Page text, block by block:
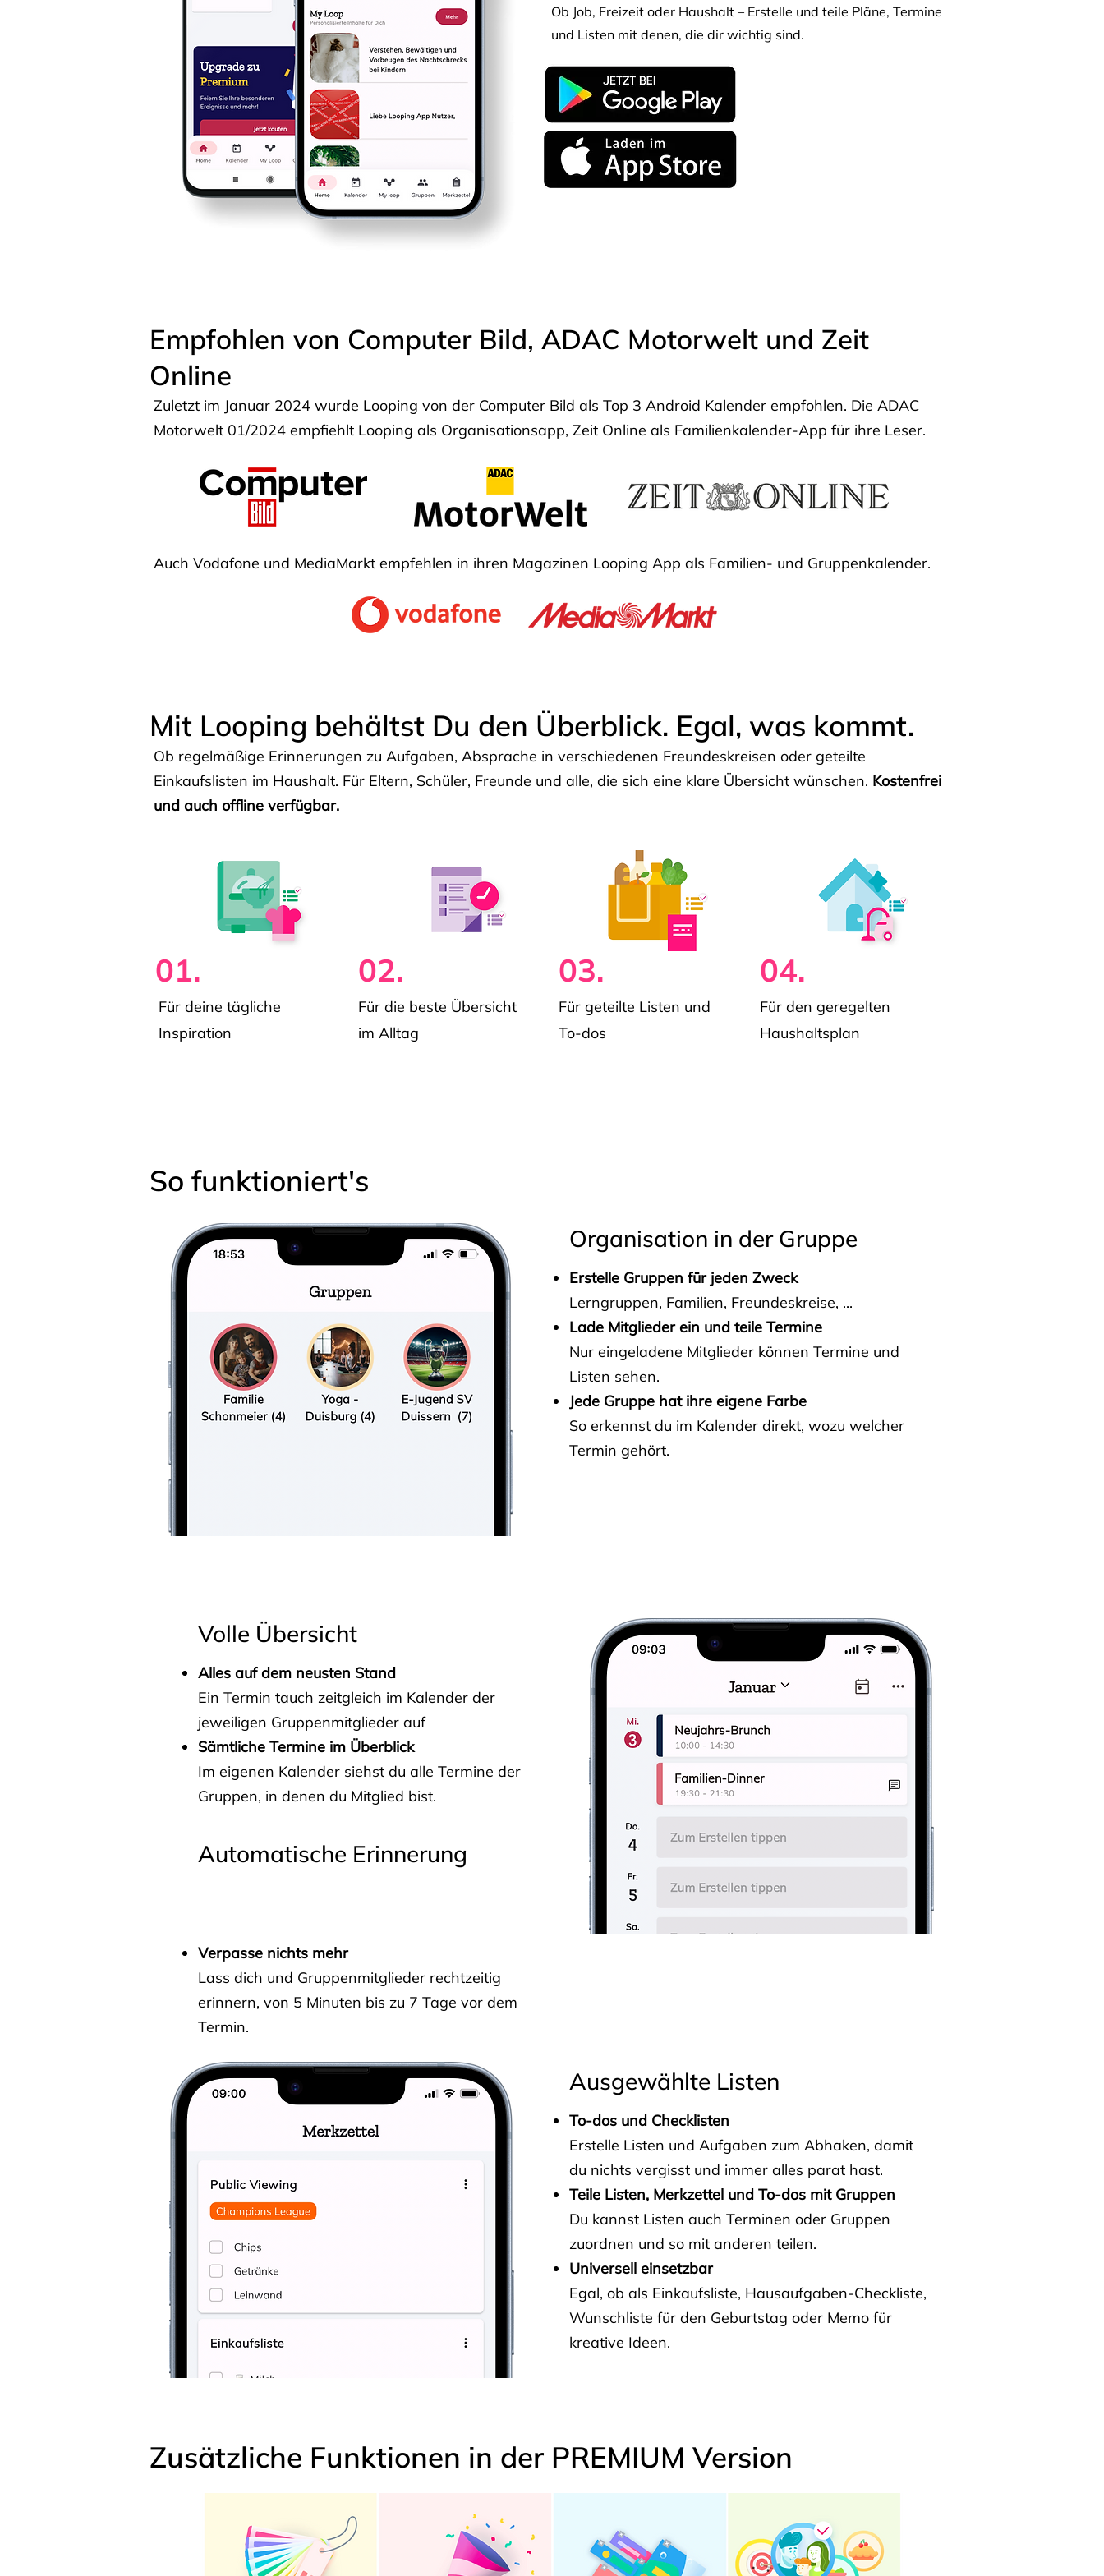
Ob Job, Freizeit oder Haushalt – Erstelle und teile Pläne, Termine
und Listen mit denen, die dir wichtig sind.
Empfohlen von Computer Bild, ADAC Motorwelt und Zeit
Online
Zuletzt im Januar 2024 wurde Looping von der Computer Bild als Top 3 Android Kalender empfohlen. Die ADAC
Motorwelt 01/2024 empfiehlt Looping als Organisationsapp, Zeit Online als Familienkalender-App für ihre Leser.
Auch Vodafone und MediaMarkt empfehlen in ihren Magazinen Looping App als Familien- und Gruppenkalender.
Mit Looping behältst Du den Überblick. Egal, was kommt.
Ob regelmäßige Erinnerungen zu Aufgaben, Absprache in verschiedenen Freundeskreisen oder geteilte
Einkaufslisten im Haushalt. Für Eltern, Schüler, Freunde und alle, die sich eine klare Übersicht wünschen. Kostenfrei
und auch offline verfügbar.
01.
Für deine tägliche
Inspiration
02.
Für die beste Übersicht
im Alltag
03.
Für geteilte Listen und
To-dos
04.
Für den geregelten
Haushaltsplan
So funktioniert's
Organisation in der Gruppe
Erstelle Gruppen für jeden Zweck
Lerngruppen, Familien, Freundeskreise, ...
Lade Mitglieder ein und teile Termine
Nur eingeladene Mitglieder können Termine und
Listen sehen.
Jede Gruppe hat ihre eigene Farbe
So erkennst du im Kalender direkt, wozu welcher
Termin gehört.
Volle Übersicht
Alles auf dem neusten Stand
Ein Termin tauch zeitgleich im Kalender der
jeweiligen Gruppenmitglieder auf
Sämtliche Termine im Überblick
Im eigenen Kalender siehst du alle Termine der
Gruppen, in denen du Mitglied bist.
Automatische Erinnerung
Verpasse nichts mehr
Lass dich und Gruppenmitglieder rechtzeitig
erinnern, von 5 Minuten bis zu 7 Tage vor dem
Termin.
Ausgewählte Listen
To-dos und Checklisten
Erstelle Listen und Aufgaben zum Abhaken, damit
du nichts vergisst und immer alles parat hast.
Teile Listen, Merkzettel und To-dos mit Gruppen
Du kannst Listen auch Terminen oder Gruppen
zuordnen und so mit anderen teilen.
Universell einsetzbar
Egal, ob als Einkaufsliste, Hausaufgaben-Checkliste,
Wunschliste für den Geburtstag oder Memo für
kreative Ideen.
Zusätzliche Funktionen in der PREMIUM Version